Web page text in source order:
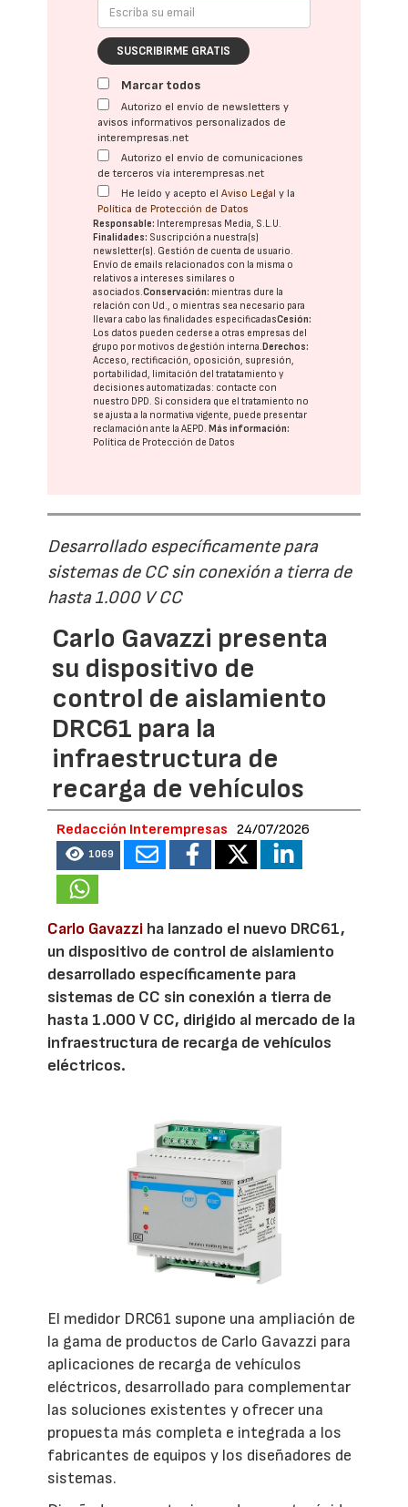
SUSCRIBIRME GRATIS
Marcar todos
Autorizo el envío de newsletters y
avisos informativos personalizados de
interempresas.net
Autorizo el envío de comunicaciones
de terceros vía interempresas.net
He leído y acepto elAviso Legal y la
Política de Protección de Datos
Responsable: Interempresas Media, S.L.U.
Finalidades: Suscripción a nuestra(s)
newsletter(s). Gestión de cuenta de usuario.
Envío de emails relacionados con la misma o
relativos a intereses similares o
asociados.Conservación: mientras dure la
relación con Ud., o mientras sea necesario para
llevar a cabo las finalidades especificadasCesión:
Los datos pueden cederse a otras empresas del
grupo por motivos de gestión interna.Derechos:
Acceso, rectificación, oposición, supresión,
portabilidad, limitación del tratatamiento y
decisiones automatizadas: contacte con
nuestro DPD. Si considera que el tratamiento no
se ajusta a la normativa vigente, puede presentar
reclamación ante laAEPD.Más información:
Política de Protección de Datos
Desarrollado específicamente para
sistemas de CC sin conexión a tierra de
hasta 1.000 V CC
Carlo Gavazzi presenta
su dispositivo de
control de aislamiento
DRC61 para la
infraestructura de
recarga de vehículos
Redacción Interempresas 24/07/2026
1069
Carlo Gavazzi ha lanzado el nuevo DRC61,
un dispositivo de control de aislamiento
desarrollado específicamente para
sistemas de CC sin conexión a tierra de
hasta 1.000 V CC, dirigido al mercado de la
infraestructura de recarga de vehículos
eléctricos.
El medidor DRC61 supone una ampliación de
la gama de productos de Carlo Gavazzi para
aplicaciones de recarga de vehículos
eléctricos, desarrollado para complementar
las soluciones existentes y ofrecer una
propuesta más completa e integrada a los
fabricantes de equipos y los diseñadores de
sistemas.